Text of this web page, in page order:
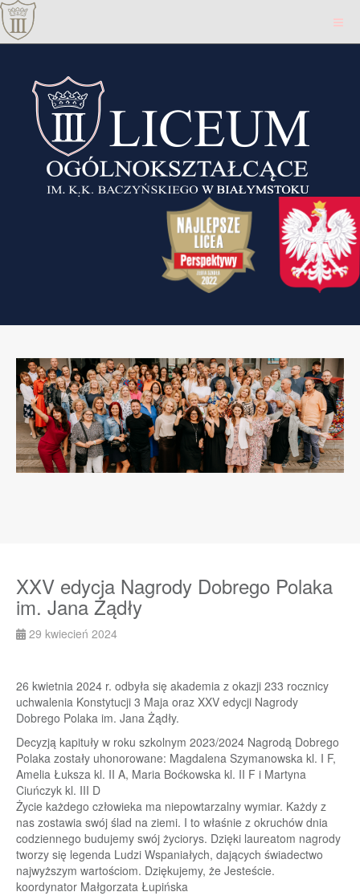
XXV edycja Nagrody Dobrego Polaka
im. Jana Żądły
29 kwiecień 2024
26 kwietnia 2024 r. odbyła się akademia z okazji 233 rocznicy
uchwalenia Konstytucji 3 Maja oraz XXV edycji Nagrody
Dobrego Polaka im. Jana Żądły.
Decyzją kapituły w roku szkolnym 2023/2024 Nagrodą Dobrego
Polaka zostały uhonorowane: Magdalena Szymanowska kl. I F,
Amelia Łuksza kl. II A, Maria Boćkowska kl. II F i Martyna
Ciuńczyk kl. III D
Życie każdego człowieka ma niepowtarzalny wymiar. Każdy z
nas zostawia swój ślad na ziemi. I to właśnie z okruchów dnia
codziennego budujemy swój życiorys. Dzięki laureatom nagrody
tworzy się legenda Ludzi Wspaniałych, dających świadectwo
najwyższym wartościom. Dziękujemy, że Jesteście.
koordynator Małgorzata Łupińska